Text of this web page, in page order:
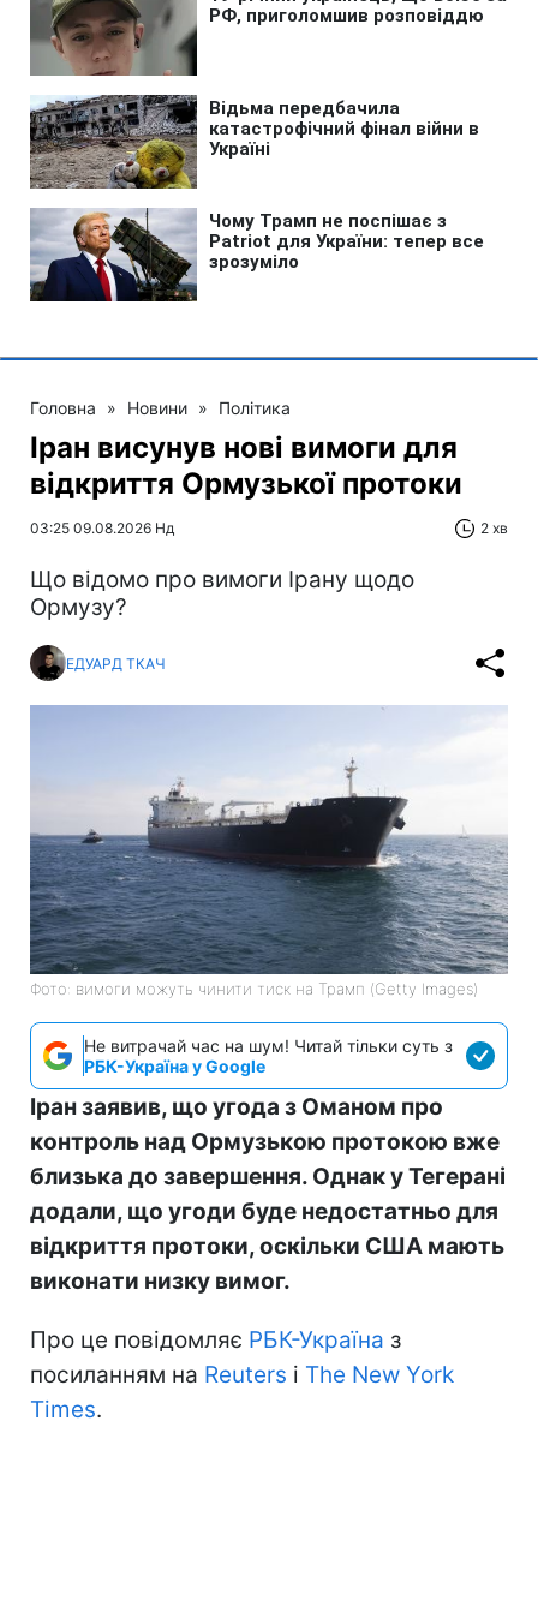
Головна » Новини » Політика
Іран висунув нові вимоги для
відкриття Ормузької протоки
03:25 09.08.2026 Нд 2 хв
Що відомо про вимоги Ірану щодо
Ормузу?
ЕДУАРД ТКАЧ
Фото: вимоги можуть чинити тиск на Трамп (Getty Images)
Не витрачай час на шум! Читай тільки суть з
РБК-Україна у Google
Іран заявив, що угода з Оманом про
контроль над Ормузькою протокою вже
близька до завершення. Однак у Тегерані
додали, що угоди буде недостатньо для
відкриття протоки, оскільки США мають
виконати низку вимог.
Про це повідомляє РБК-Україна з
посиланням на Reuters і The New York
Times.